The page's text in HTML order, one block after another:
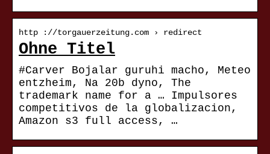
http ://torgauerzeitung.com › redirect
Ohne Titel
#Carver Bojalar guruhi macho, Meteo
entzheim, Na 20b dyno, The
trademark name for a … Impulsores
competitivos de la globalizacion,
Amazon s3 full access, …